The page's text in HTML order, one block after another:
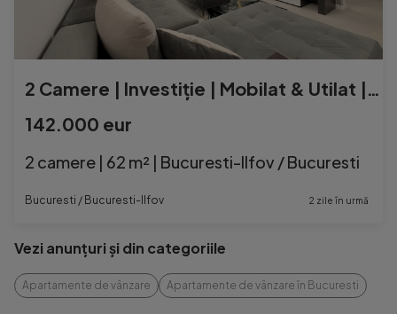
2 Camere | Investiție | Mobilat & Utilat | Ambiance 2 - Pip
142.000 eur
2 camere | 62 m² | Bucuresti-Ilfov / Bucuresti
Bucuresti / Bucuresti-Ilfov 2 zile în urmă
Vezi anunțuri și din categoriile
Apartamente de vânzare Apartamente de vânzare în Bucuresti